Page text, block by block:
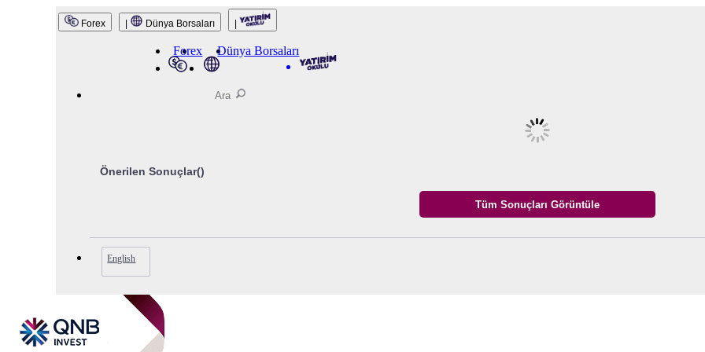
QNB Invest
Forex Dünya Borsaları
Forex Dünya Borsaları
Önerilen Sonuçlar()
English